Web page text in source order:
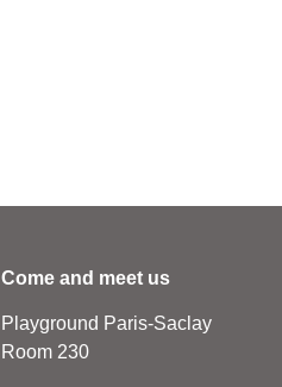
Come and meet us
Playground Paris-Saclay
Room 230